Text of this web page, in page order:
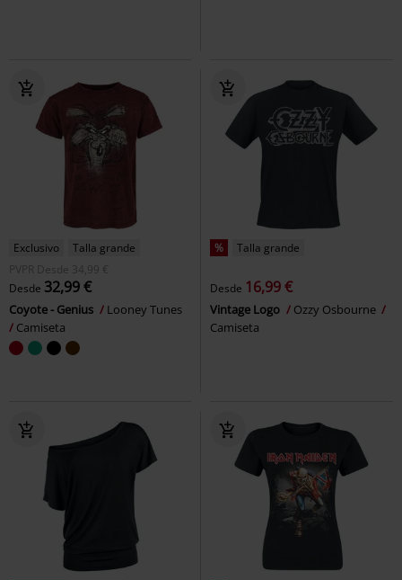
Exclusivo
Talla grande
PVPR
Desde 34,99 €
Desde 32,99 €
Coyote - Genius
Looney Tunes
Camiseta
% Talla grande
Desde 16,99 €
Vintage Logo
Ozzy Osbourne
Camiseta